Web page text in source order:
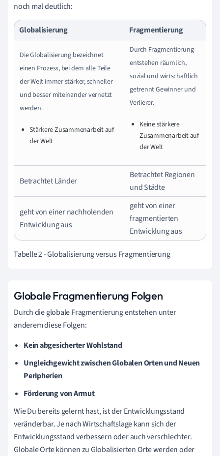
noch mal deutlich:
Globalisierung Fragmentierung
Die Globalisierung bezeichnet
einen Prozess, bei dem alle Teile
der Welt immer stärker, schneller
und besser miteinander vernetzt
werden.
Stärkere Zusammenarbeit auf
der Welt
Durch Fragmentierung
entstehen räumlich,
sozial und wirtschaftlich
getrennt Gewinner und
Verlierer.
Keine stärkere
Zusammenarbeit auf
der Welt
Betrachtet Länder
Betrachtet Regionen
und Städte
geht von einer nachholenden
Entwicklung aus
geht von einer
fragmentierten
Entwicklung aus
Tabelle 2 - Globalisierung versus Fragmentierung
Globale Fragmentierung Folgen
Durch die globale Fragmentierung entstehen unter
anderem diese Folgen:
Kein abgesicherter Wohlstand
Ungleichgewicht zwischen Globalen Orten und Neuen
Peripherien
Förderung von Armut
Wie Du bereits gelernt hast, ist der Entwicklungsstand
veränderbar. Je nach Wirtschaftslage kann sich der
Entwicklungsstand verbessern oder auch verschlechter.
Globale Orte können zu Globalisierten Orte werden oder